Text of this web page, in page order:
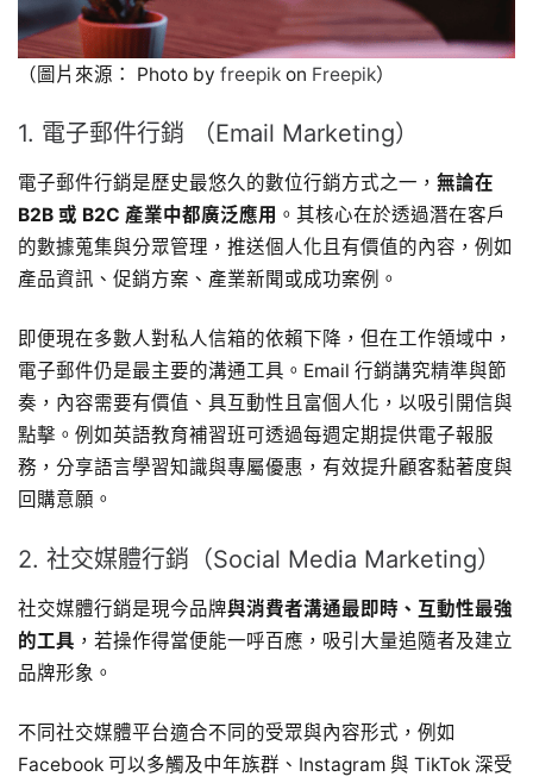
（圖片來源： Photo by freepik on Freepik）
1. 電子郵件行銷 （Email Marketing）
電子郵件行銷是歷史最悠久的數位行銷方式之一， 無論在
B2B 或 B2C 產業中都廣泛應用 。其核心在於透過潛在客戶
的數據蒐集與分眾管理，推送個人化且有價值的內容，例如
產品資訊、促銷方案、產業新聞或成功案例。
即便現在多數人對私人信箱的依賴下降，但在工作領域中，
電子郵件仍是最主要的溝通工具。Email 行銷講究精準與節
奏，內容需要有價值、具互動性且富個人化，以吸引開信與
點擊。例如英語教育補習班可透過每週定期提供電子報服
務，分享語言學習知識與專屬優惠，有效提升顧客黏著度與
回購意願。
2. 社交媒體行銷（Social Media Marketing）
社交媒體行銷是現今品牌與消費者溝通最即時、互動性最強
的工具 ，若操作得當便能一呼百應，吸引大量追隨者及建立
品牌形象。
不同社交媒體平台適合不同的受眾與內容形式，例如
Facebook 可以多觸及中年族群、Instagram 與 TikTok 深受